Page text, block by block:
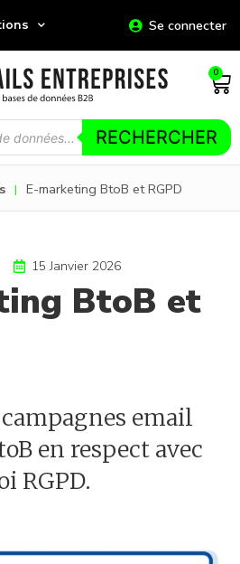
Se connecter
0
RECHERCHER
| E-marketing BtoB et RGPD
15 Janvier 2026
BtoB et
email
en respect avec
RGPD.